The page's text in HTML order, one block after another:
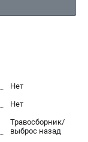
Нет
Нет
Травосборник/
выброс назад